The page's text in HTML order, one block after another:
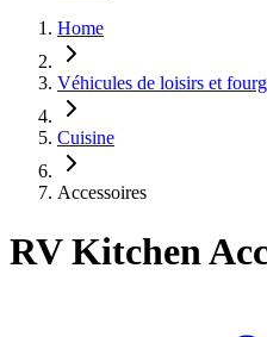
Home
Véhicules de loisirs et
Cuisine
Accessoires
RV Kitchen